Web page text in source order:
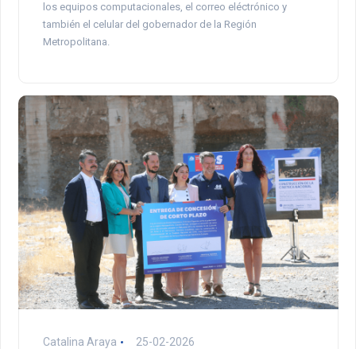
los equipos computacionales, el correo eléctrónico y
también el celular del gobernador de la Región
Metropolitana.
Catalina Araya 25-02-2026